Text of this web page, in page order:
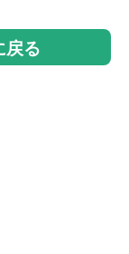
戻る